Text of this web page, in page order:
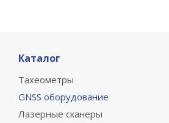
Каталог
Тахеометры
GNSS оборудование
Лазерные сканеры